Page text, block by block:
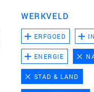
WERKVELD
ERFGOED
ENERGIE
STAD & LAND